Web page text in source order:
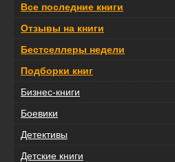
Все последние книги
Отзывы на книги
Бестселлеры недели
Подборки книг
Бизнес-книги
Боевики
Детективы
Детские книги